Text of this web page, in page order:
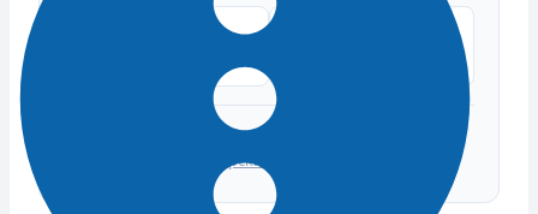
Кубанские Новости: Новости, Статьи,
Фоторепортажи, Авторские колонки